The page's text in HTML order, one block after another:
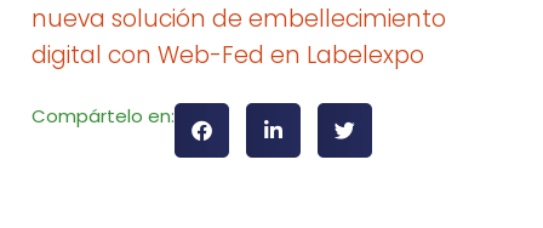
nueva solución de embellecimiento
digital con Web-Fed en Labelexpo
Compártelo en: